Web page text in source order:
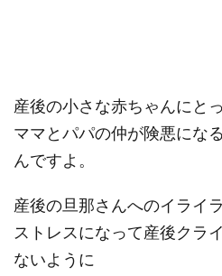
産後の小さな赤ちゃんにとっ
ママとパパの仲が険悪にな
んですよ。
産後の旦那さんへのイライラ
ストレスになって産後クラ
ないように